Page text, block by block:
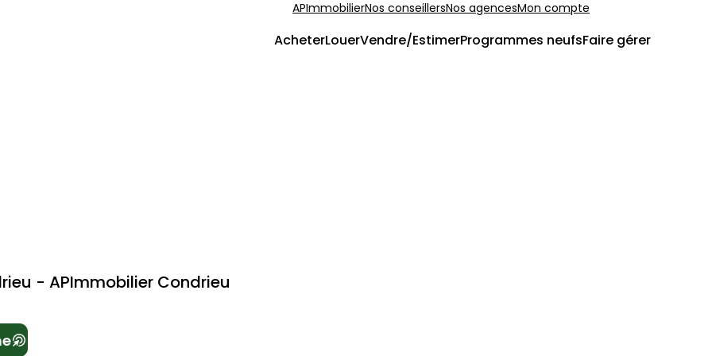
APImmobilierNos conseillersNos agencesMon compte
AcheterLouerVendre/EstimerProgrammes neufsFaire gérer
- APImmobilier Condrieu